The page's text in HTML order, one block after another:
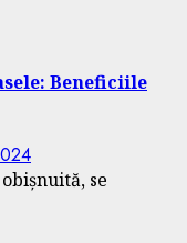
Beneficiile
se